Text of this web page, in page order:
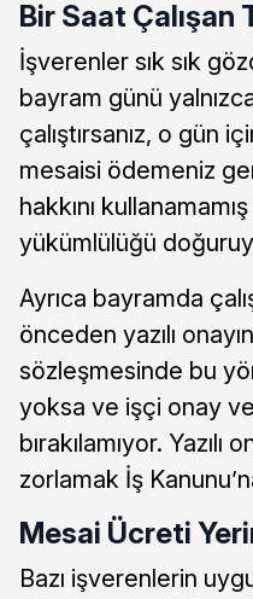
Bir Saat Çalışan
İşverenler sık sık
bayram günü
çalıştırsanız, o gün
mesaisi ödemeniz
hakkını
yükümlülüğü
Ayrıca bayramda
önceden yazılı
sözleşmesinde bu
yoksa ve işçi onay
bırakılamıyor.
zorlamak İş
Mesai Ücreti
Bazı işverenlerin